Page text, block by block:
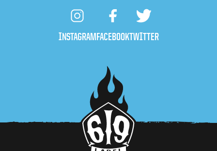
INSTAGRAMFACEBOOKTWITTER